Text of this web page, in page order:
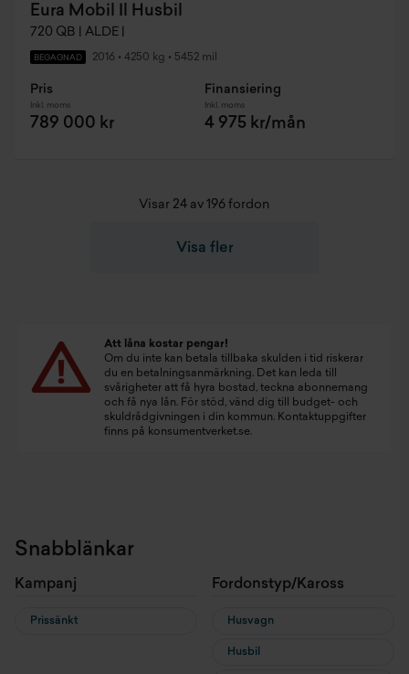
Eura Mobil Il Husbil
720 QB | ALDE |
BEGAGNAD 2016 • 4250 kg • 5452 mil
Pris
Inkl. moms
789 000 kr
Finansiering
Inkl. moms
4 975 kr/mån
Visar 24 av 196 fordon
Visa fler
Att låna kostar pengar!
Om du inte kan betala tillbaka skulden i tid riskerar
du en betalningsanmärkning. Det kan leda till
svårigheter att få hyra bostad, teckna abonnemang
och få nya lån. För stöd, vänd dig till budget- och
skuldrådgivningen i din kommun. Kontaktuppgifter
finns på konsumentverket.se.
Snabblänkar
Kampanj
Prissänkt
Fordonstyp/Kaross
Husvagn
Husbil